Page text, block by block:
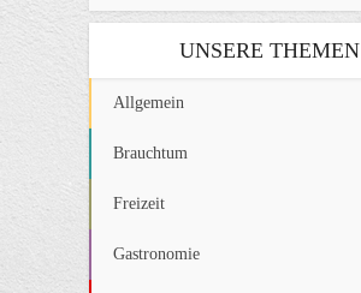
UNSERE THEMEN
Allgemein
Brauchtum
Freizeit
Gastronomie